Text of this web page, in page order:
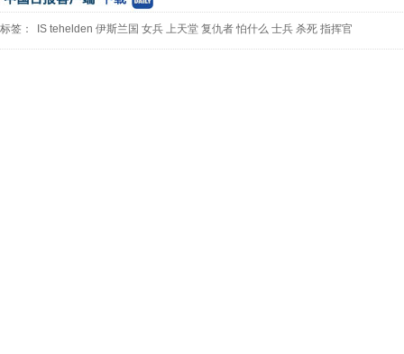
标签： IS tehelden 伊斯兰国 女兵 上天堂 复仇者 怕什么 士兵 杀死 指挥官